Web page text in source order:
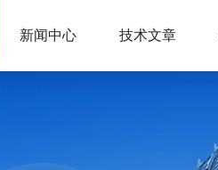
新闻中心 技术文章